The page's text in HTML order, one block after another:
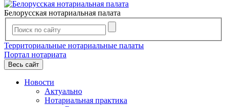
Белорусская нотариальная палата
Территориальные нотариальные палаты
Портал нотариата
Весь сайт
Новости
Актуально
Нотариальная практика